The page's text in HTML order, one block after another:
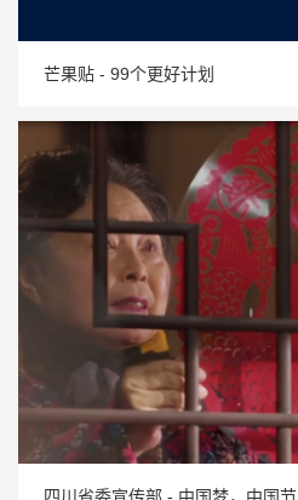
芒果贴 - 99个更好计划
芒果贴 - 99个更好计划
四川省委宣传部 - 中国梦，中国节
四川省委宣传部 - 中国梦，中国节